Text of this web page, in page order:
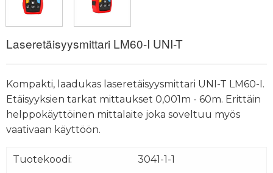
Laseretäisyysmittari LM60-I UNI-T
Kompakti, laadukas laseretäisyysmittari UNI-T LM60-I.
Etäisyyksien tarkat mittaukset 0,001m - 60m. Erittäin
helppokäyttöinen mittalaite joka soveltuu myös
vaativaan käyttöön.
Tuotekoodi: 3041-1-1